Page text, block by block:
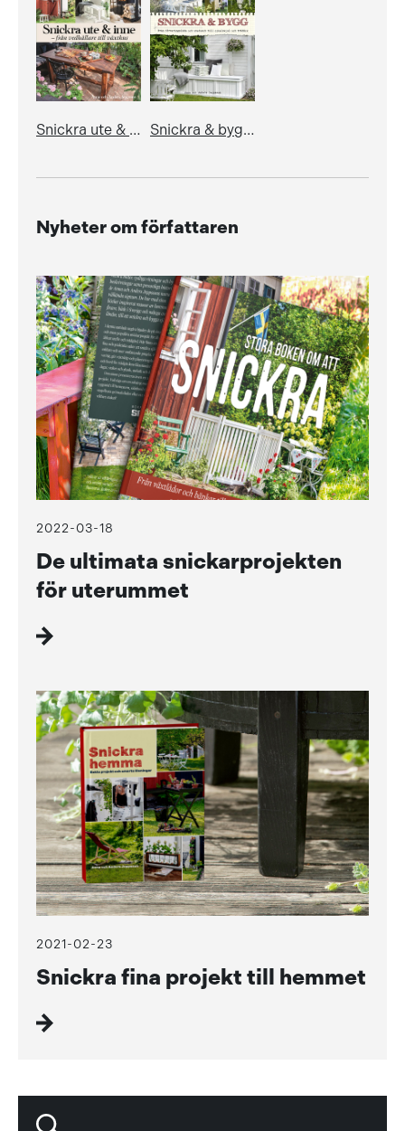
Snickra ute & inne Snickra & bygg : från förvaringslåda och utedusch till cykelskjul och trädäck
Nyheter om författaren
2022-03-18
De ultimata snickarprojekten
för uterummet
2021-02-23
Snickra fina projekt till hemmet